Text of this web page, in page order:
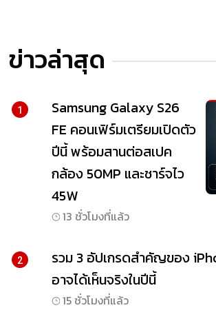
ข่าวล่าสุด
1
Samsung Galaxy S26
FE คอนเฟิร์มเตรียมเปิดตัว
ปีนี้ พร้อมสานต่อสเปค
กล้อง 50MP และชาร์จไว
45W
13 ชั่วโมงที่แล้ว
2
รวม 3 อัปเกรดสำคัญของ
อาจได้เห็นจริงในปีนี้
15 ชั่วโมงที่แล้ว